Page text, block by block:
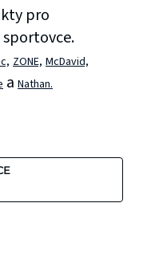
pro
ZONE, McDavid,
a Nathan.